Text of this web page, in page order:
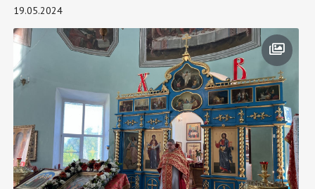
19.05.2024